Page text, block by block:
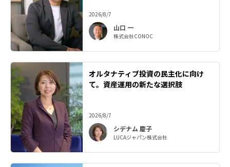
2026/8/7
山口 一
株式会社CONOC
オルタナティブ投資の民主化に向け
て。資産運用の新たな選択肢
2026/8/7
シデナム 慶子
LUCAジャパン株式会社